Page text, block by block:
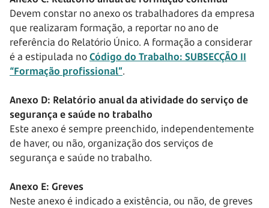
Devem constar no anexo os trabalhadores da empresa
que realizaram formação, a reportar no ano de
referência do Relatório Único. A formação a considerar
é a estipulada noCódigo do Trabalho: SUBSECÇÃO II
“Formação profissional”.
Anexo D: Relatório anual da atividade do serviço de
segurança e saúde no trabalho
Este anexo é sempre preenchido, independentemente
de haver, ou não, organização dos serviços de
segurança e saúde no trabalho.
Anexo E: Greves
Neste anexo é indicado a existência, ou não, de greves